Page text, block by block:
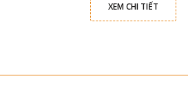
XEM CHI TIẾT